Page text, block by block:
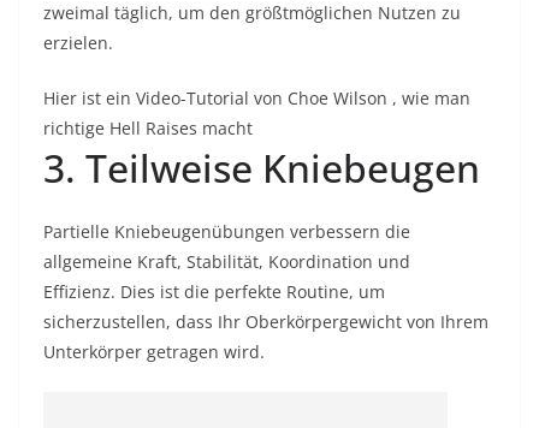
zweimal täglich, um den größtmöglichen Nutzen zu
erzielen.
Hier ist ein Video-Tutorial von Choe Wilson , wie man
richtige Hell Raises macht
3. Teilweise Kniebeugen
Partielle Kniebeugenübungen verbessern die
allgemeine Kraft, Stabilität, Koordination und
Effizienz. Dies ist die perfekte Routine, um
sicherzustellen, dass Ihr Oberkörpergewicht von Ihrem
Unterkörper getragen wird.